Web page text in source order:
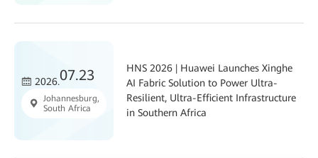
2026.07.23
Johannesburg,
South Africa
HNS 2026 | Huawei Launches Xinghe
AI Fabric Solution to Power Ultra-
Resilient, Ultra-Efficient Infrastructure
in Southern Africa